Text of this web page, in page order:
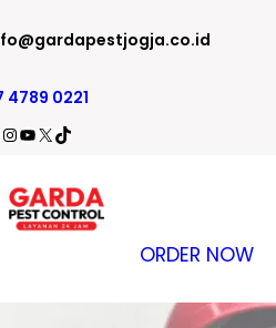
4789 0221
Instagram
YouTube
X TikTok
ORDER NOW